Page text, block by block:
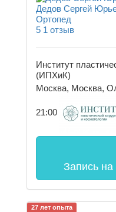
Дедов Сергей
Ортопед
5 1 отзыв
Институт
(ИПХиК)
Москва, Москва,
21:00
Запись
27 лет опыта